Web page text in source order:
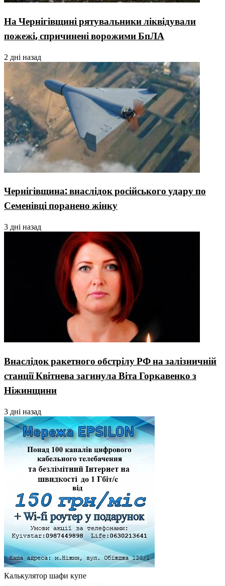
На Чернігівщині рятувальники ліквідували
пожежі, спричинені ворожими БпЛА
2 дні назад
Чернігівщина: внаслідок російського удару по
Семенівці поранено жінку
3 дні назад
Внаслідок ракетного обстрілу РФ на залізничній
станції Квітнева загинула Віта Горкавенко з
Ніжинщини
3 дні назад
Калькулятор шафи купе